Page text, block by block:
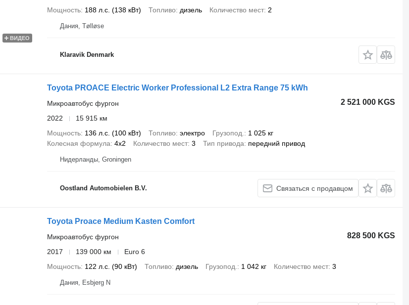
ВИДЕО
Мощность 188 л.с. (138 кВт) Топливо дизель Количество мест 2
Дания, Tølløse
Klaravik Denmark
Toyota PROACE Electric Worker Professional L2 Extra Range 75 kWh
2 521 000 KGS
Микроавтобус фургон
2022
15 915 км
Мощность 136 л.с. (100 кВт) Топливо электро Грузопод.
1 025 кг
Колесная формула 4x2 Количество мест 3 Тип привода передний привод
Нидерланды, Groningen
Oostland Automobielen B.V. Связаться с продавцом
Toyota Proace Medium Kasten Comfort
828 500 KGS
Микроавтобус фургон
2017
139 000 км
Euro 6
Мощность 122 л.с. (90 кВт) Топливо дизель Грузопод. 1 042 кг Количество мест 3
Дания, Esbjerg N